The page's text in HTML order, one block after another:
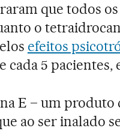
que todos
o
efeitos
5 pacientes,
E – um
ao ser inalado